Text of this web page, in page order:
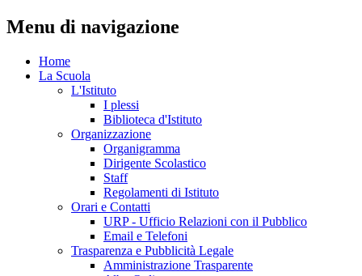
Menu di navigazione
Home
La Scuola
L'Istituto
I plessi
Biblioteca d'Istituto
Organizzazione
Organigramma
Dirigente Scolastico
Staff
Regolamenti di Istituto
Orari e Contatti
URP - Ufficio Relazioni con il Pubblico
Email e Telefoni
Trasparenza e Pubblicità Legale
Amministrazione Trasparente